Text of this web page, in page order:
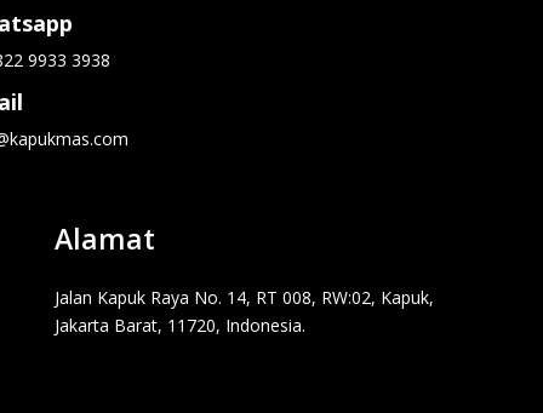
9933 3938
Alamat
Jalan Kapuk Raya No. 14, RT 008, RW:02, Kapuk,
Jakarta Barat, 11720, Indonesia.